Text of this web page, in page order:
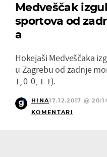
Medveščak
sportova od
a
Hokejaši Medveščaka
u Zagrebu od zadnje
1, 0-0, 1-1).
HINA17.12.2017 @
KOMENTARI